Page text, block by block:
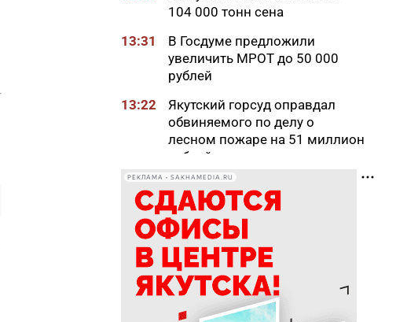
104 000 тонн сена
13:31
В Госдуме предложили
увеличить МРОТ до 50 000
рублей
13:22
Якутский горсуд оправдал
обвиняемого по делу о
лесном пожаре на 51 миллион
рублей
13:08
Что беспокоит твое
подсознание: выбери облака
— быстрый психологический
тест
12:52
В Кобяйском районе
отменили режим ЧС в лесах
До +32 градусов: летняя жара
РЕКЛАМА • SAKHAMEDIA.RU